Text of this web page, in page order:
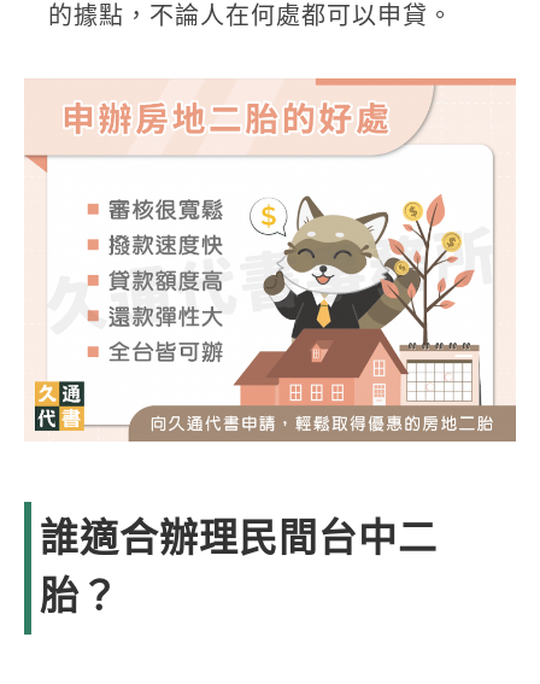
的據點，不論人在何處都可以申貸。
誰適合辦理民間台中二
胎？